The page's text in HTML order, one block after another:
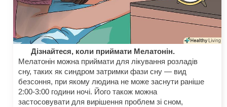
Дізнайтеся, коли приймати Мелатонін.
Мелатонін можна приймати для лікування розладів
сну, таких як синдром затримки фази сну — вид
безсоння, при якому людина не може заснути раніше
2:00-3:00 години ночі. Його також можна
застосовувати для вирішення проблем зі сном,